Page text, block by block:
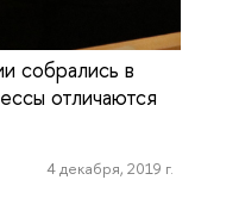
собрались в
отличаются
4 декабря, 2019 г.